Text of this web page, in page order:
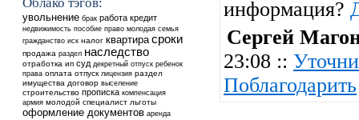
увольнение брак работа кредит
недвижимость пособие право молодая семья
гражданство иск налог квартира сроки
продажа раздел наследство
отработка ип суд декретный отпуск ребенок
права оплата отпуск лицензия раздел
имущества договор выселение
строительство прописка компенсация
армия молодой специалист льготы
оформление документов аренда
информация?
Сергей
23:08 ::
Поблагодарить